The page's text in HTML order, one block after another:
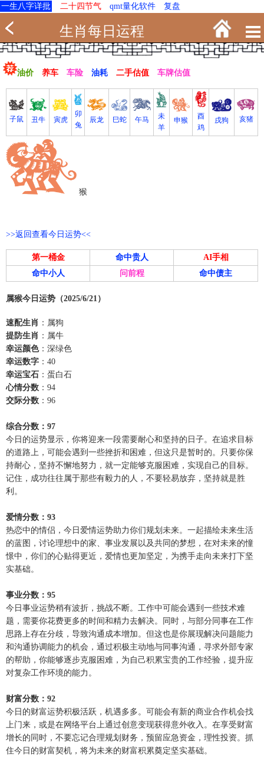
一生八字详批 二十四节气 qmt量化软件 复盘
生肖每日运程
油价 养车 车险 油耗 二手估值 车牌估值
子鼠 丑牛 寅虎
卯
兔
辰龙 巳蛇 午马
未
羊
申猴
酉
鸡
戌狗 亥猪
猴
>>返回查看今日运势<<
第一桶金 命中贵人
AI手相
命中小人
问前程 命中债主
属猴今日运势（2025/6/21）
速配生肖 ：属狗
提防生肖 ：属牛
幸运颜色：深绿色
幸运数字 ：40
幸运宝石 ：蛋白石
心情分数 ：94
交际分数 ：96
综合分数：97
今日的运势显示，你将迎来一段需要耐心和坚持的日子。在追求目标
的道路上，可能会遇到一些挫折和困难，但这只是暂时的。只要你保
持耐心，坚持不懈地努力，就一定能够克服困难，实现自己的目标。
记住，成功往往属于那些有毅力的人，不要轻易放弃，坚持就是胜
利。
爱情分数：93
热恋中的情侣，今日爱情运势助力你们规划未来。一起描绘未来生活
的蓝图，讨论理想中的家、事业发展以及共同的梦想，在对未来的憧
憬中，你们的心贴得更近，爱情也更加坚定，为携手走向未来打下坚
实基础。
事业分数：95
今日事业运势稍有波折，挑战不断。工作中可能会遇到一些技术难
题，需要你花费更多的时间和精力去解决。同时，与部分同事在工作
思路上存在分歧，导致沟通成本增加。但这也是你展现解决问题能力
和沟通协调能力的机会，通过积极主动地与同事沟通，寻求外部专家
的帮助，你能够逐步克服困难，为自己积累宝贵的工作经验，提升应
对复杂工作环境的能力。
财富分数：92
今日的财富运势积极活跃，机遇多多。可能会有新的商业合作机会找
上门来，或是在网络平台上通过创意变现获得意外收入。在享受财富
增长的同时，不要忘记合理规划财务，预留应急资金，理性投资。抓
住今日的财富契机，将为未来的财富积累奠定坚实基础。